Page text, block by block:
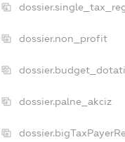
dossier.non_profit
dossier.palne_akciz